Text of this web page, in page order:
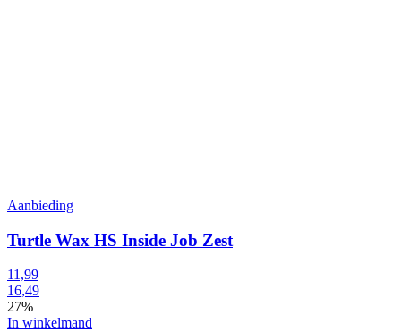
Aanbieding
Turtle Wax HS Inside Job Zest
11,99
16,49
27%
In winkelmand